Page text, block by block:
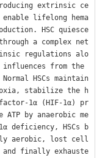
extrinsic ce
lifelong hema
HSC quiesce
a complex net
regulations alo
from the
HSCs maintain
stabilize the h
1α (HIF-1α) pr
by anaerobic me
deficiency, HSCs b
aerobic, lost cell
and finally exhauste